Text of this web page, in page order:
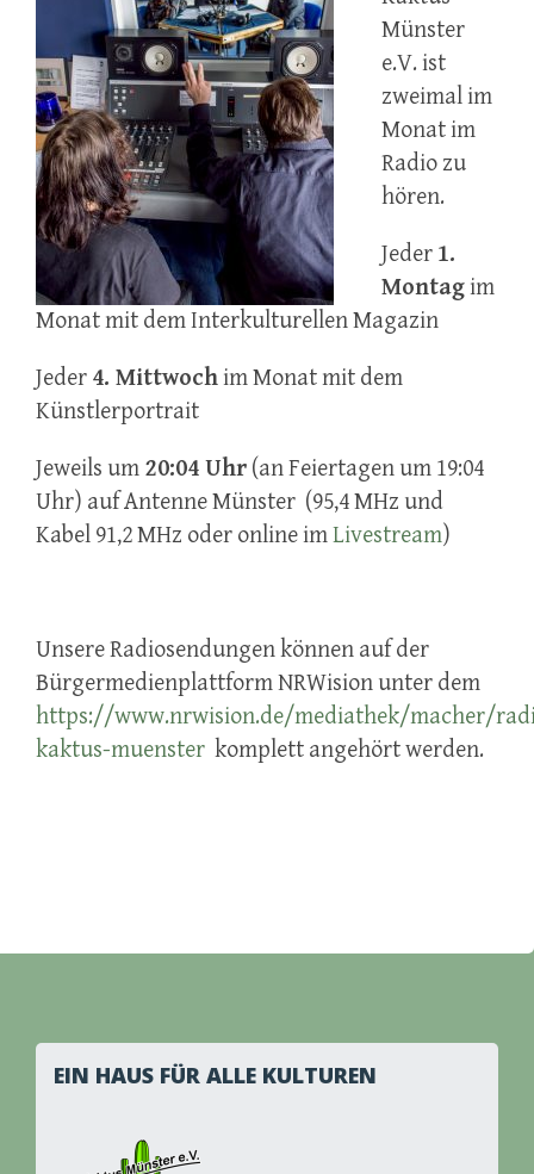
Münster
e.V. ist
zweimal im
Monat im
Radio zu
hören.
Jeder 1.
Montagim
Monat mit dem Interkulturellen Magazin
Jeder 4. Mittwochim Monat mit dem
Künstlerportrait
Jeweils um 20:04 Uhr (an Feiertagen um 19:04
Uhr) auf Antenne Münster (95,4 MHz und
Kabel 91,2 MHz oder online imLivestream)
Unsere Radiosendungen können auf der
Bürgermedienplattform NRWision unter dem
https://www.nrwision.de/mediathek/macher/
kaktus-muenster komplett angehört werden.
EIN HAUS FÜR ALLE KULTUREN